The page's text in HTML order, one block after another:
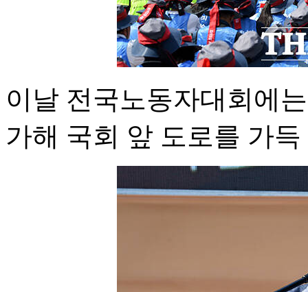
이날 전국노동자대회에
가해 국회 앞 도로를 가